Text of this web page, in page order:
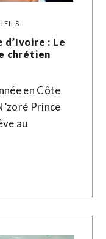
d’Ivoire : Le
chrétien
en Côte
Prince
au